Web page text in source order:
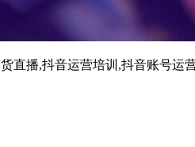
直播,抖音运营培训,抖音账号运